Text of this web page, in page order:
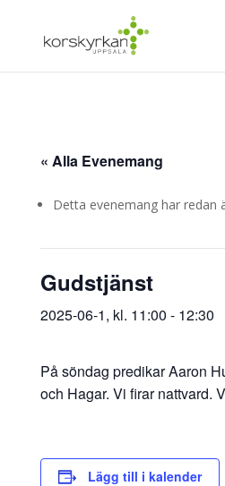
« Alla Evenemang
Detta evenemang har redan
Gudstjänst
2025-06-1, kl. 11:00 - 12:30
På söndag predikar Aaron
och Hagar. Vi firar nattvard.
Lägg till i kalender